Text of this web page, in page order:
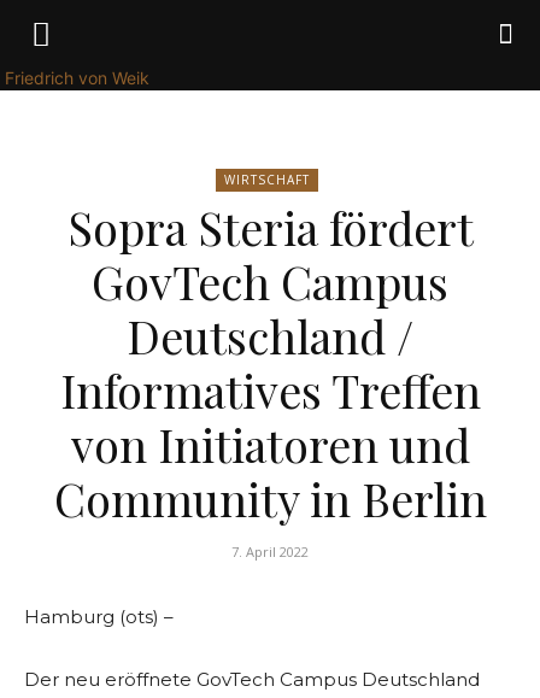
Friedrich von Weik
WIRTSCHAFT
Sopra Steria fördert
GovTech Campus
Deutschland /
Informatives Treffen
von Initiatoren und
Community in Berlin
7. April 2022
Hamburg (ots) –
Der neu eröffnete GovTech Campus Deutschland